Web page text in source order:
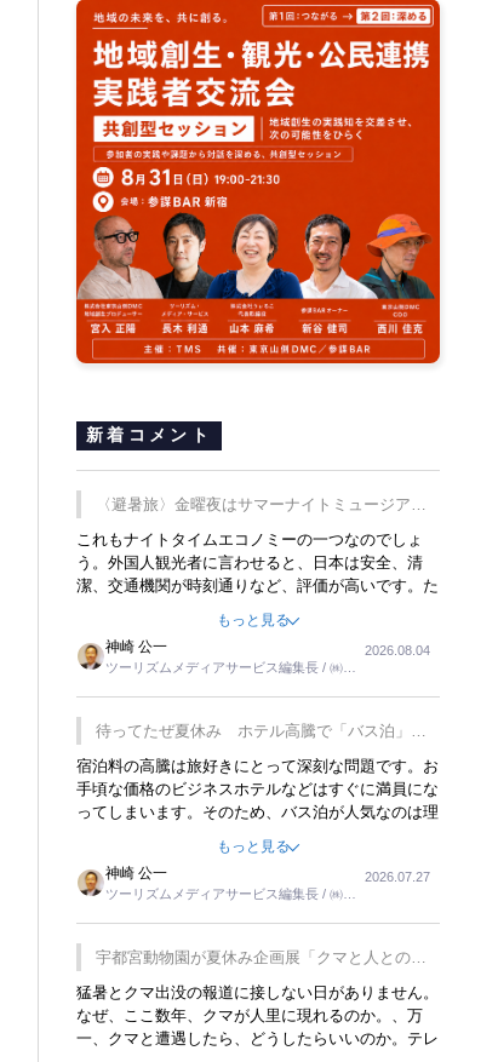
新着コメント
〈避暑旅〉金曜夜はサマーナイトミュージア
ム、都立6施設で
これもナイトタイムエコノミーの一つなのでしょ
う。外国人観光者に言わせると、日本は安全、清
潔、交通機関が時刻通りなど、評価が高いです。た
す。そのような意味で、金曜夜にこのようなイベン
トが行われれば、日本人に限らず外国人にとっても
楽しみが増えるでしょうね。
もっと見る
神崎 公一
ツーリズムメディアサービス編集長 / ㈱ツ
2026.08.04
待ってたぜ夏休み ホテル高騰で「バス泊」人
気
宿泊料の高騰は旅好きにとって深刻な問題です。お
手頃な価格のビジネスホテルなどはすぐに満員にな
ってしまいます。そのため、バス泊が人気なのは理
行をした時は、移動はグレイハウンドバスでした。
夕方から夜の便を利用してホテル代を浮かせていま
した。ただし、若いからできたことです。若い人が
夜行バスで京都に行った、青森に行ったと聞くと、
疲れが残らないのかなと思ってしまいます。
もっと見る
神崎 公一
ツーリズムメディアサービス編集長 / ㈱ツ
2026.07.27
宇都宮動物園が夏休み企画展「クマと人との距
離」を7月20日から開催
猛暑とクマ出没の報道に接しない日がありません。
なぜ、ここ数年、クマが人里に現れるのか。、万
一、クマと遭遇したら、どうしたらいいのか。テレ